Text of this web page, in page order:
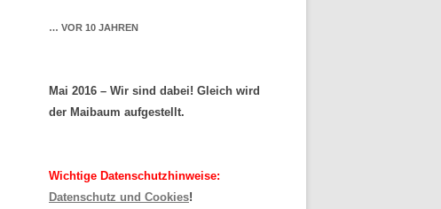
… VOR 10 JAHREN
Mai 2016 – Wir sind dabei! Gleich wird
der Maibaum aufgestellt.
Wichtige Datenschutzhinweise:
Datenschutz und Cookies!